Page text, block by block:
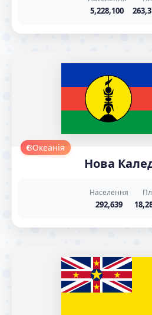
5,228,100
Океанія
Нова
Населення
292,639